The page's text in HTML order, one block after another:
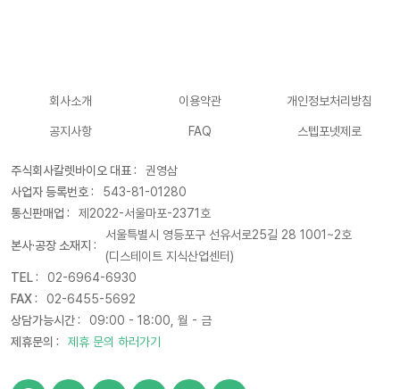
회사소개 이용약관 개인정보처리방침
공지사항 FAQ 스텝포넷제로
주식회사칼렛바이오 대표 :
권영삼
사업자 등록번호 :
543-81-01280
통신판매업 :
제2022-서울마포-2371호
본사·공장 소재지 :
서울특별시 영등포구 선유서로25길 28 1001~2호
(디스테이트 지식산업센터)
TEL :
02-6964-6930
FAX :
02-6455-5692
상담가능시간 :
09:00 - 18:00, 월 - 금
제휴문의 :
제휴 문의 하러가기